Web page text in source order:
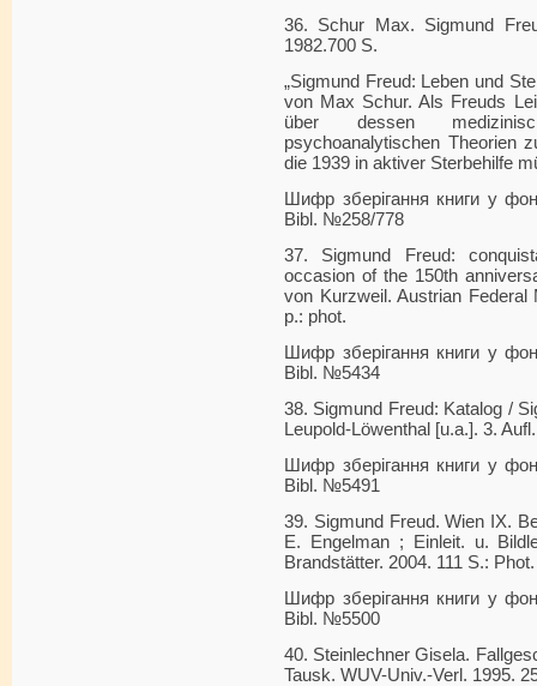
36. Schur Max. Sigmund
1982.700 S.
„Sigmund Freud: Leben und
von Max Schur. Als Freuds
über dessen
psychoanalytischen Theorien
die 1939 in aktiver Sterbehilfe
Шифр зберігання книги у
Bibl. №258/778
37. Sigmund Freud:
occasion of the 150th
von Kurzweil. Austrian
p.: phot.
Шифр зберігання книги у
Bibl. №5434
38. Sigmund Freud: Katalog /
Leupold-Löwenthal [u.a.]. 3.
Шифр зберігання книги у
Bibl. №5491
39. Sigmund Freud. Wien IX.
E. Engelman ; Einleit. u.
Brandstätter. 2004. 111 S.: Phot.
Шифр зберігання книги у
Bibl. №5500
40. Steinlechner Gisela.
Tausk. WUV-Univ.-Verl. 1995.